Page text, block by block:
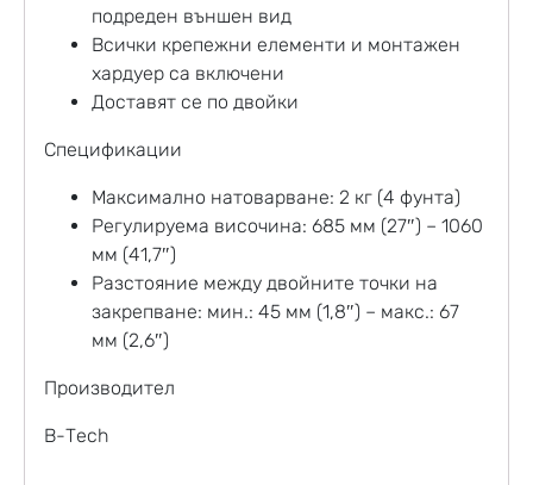
подреден външен вид
Всички крепежни елементи и монтажен
хардуер са включени
Доставят се по двойки
Спецификации
Максимално натоварване: 2 кг (4 фунта)
Регулируема височина: 685 мм (27″) – 1060
мм (41,7″)
Разстояние между двойните точки на
закрепване: мин.: 45 мм (1,8″) – макс.: 67
мм (2,6″)
Производител
B-Tech